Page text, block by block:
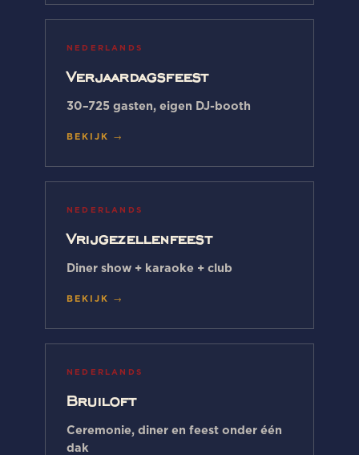
NEDERLANDS
Verjaardagsfeest
30–725 gasten, eigen DJ-booth
BEKIJK →
NEDERLANDS
Vrijgezellenfeest
Diner show + karaoke + club
BEKIJK →
NEDERLANDS
Bruiloft
Ceremonie, diner en feest onder één
dak